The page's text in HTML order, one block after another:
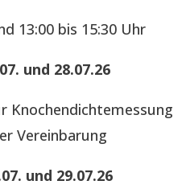
13:00 bis 15:30 Uhr
und 28.07.26
Knochendichtemessung
Vereinbarung
und 29.07.26